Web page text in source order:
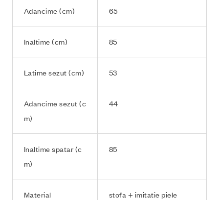
Adancime (cm) 65
Inaltime (cm) 85
Latime sezut (cm) 53
Adancime sezut (c
m)
44
Inaltime spatar (c
m)
85
Material stofa + imitatie piele